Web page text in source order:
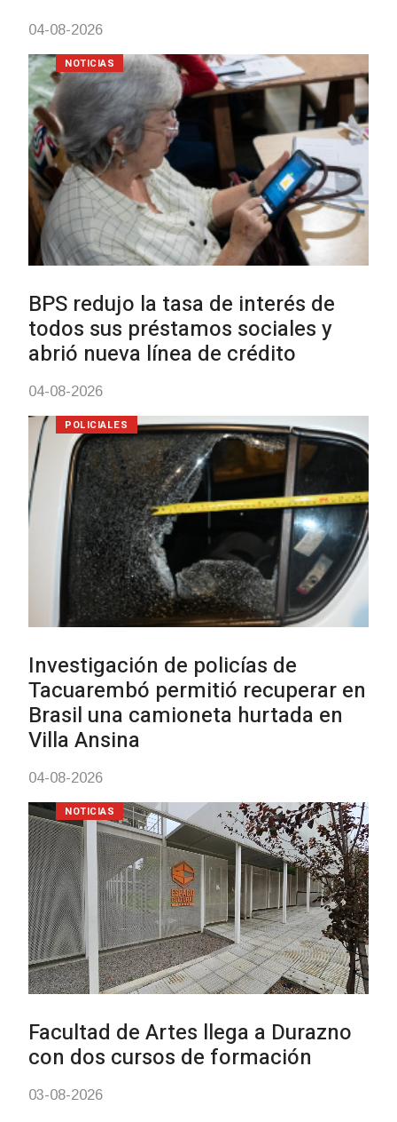
UTE hizo llamado laboral para
personas en situación de
discapacidad
03-08-2026
NOTICIAS
Siniestro laboral con tiernizadora
de carne
POLICIALES
Inauguran Destacamento de la
Republicana en Durazno
31-07-2026